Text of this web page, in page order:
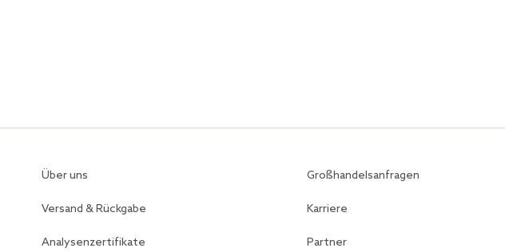
Über uns
Versand & Rückgabe
Analysenzertifikate
Großhandelsanfragen
Karriere
Partner